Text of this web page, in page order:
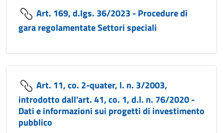
Art. 169, d.lgs. 36/2023 - Procedure di
gara regolamentate Settori speciali
Art. 11, co. 2-quater, l. n. 3/2003,
introdotto dall'art. 41, co. 1, d.l. n. 76/2020 -
Dati e informazioni sui progetti di investimento
pubblico